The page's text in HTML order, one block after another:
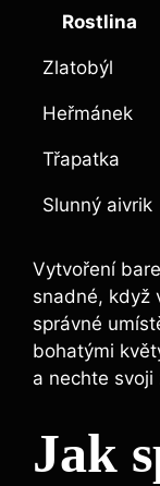
Rostlina
Zlatobýl
Heřmánek
Třapatka
Slunný aivrik
Vytvoření
snadné, když
správné
bohatými
a nechte
Jak